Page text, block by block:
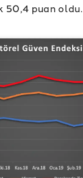
50,4 puan oldu.